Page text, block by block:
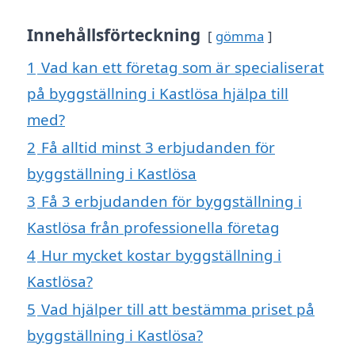
Innehållsförteckning gömma
1 Vad kan ett företag som är specialiserat
på byggställning i Kastlösa hjälpa till
med?
2 Få alltid minst 3 erbjudanden för
byggställning i Kastlösa
3 Få 3 erbjudanden för byggställning i
Kastlösa från professionella företag
4 Hur mycket kostar byggställning i
Kastlösa?
5 Vad hjälper till att bestämma priset på
byggställning i Kastlösa?